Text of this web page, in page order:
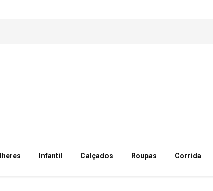
Infantil Calçados Roupas Corrida